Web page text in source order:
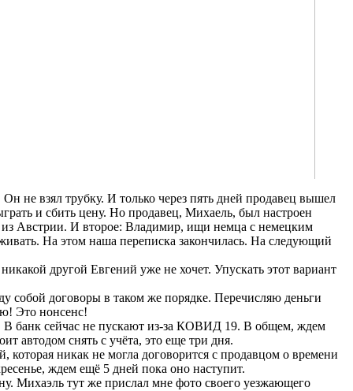
не взял трубку. И только через пять дней продавец вышел
и сбить цену. Но продавец, Михаель, был настроен
из Австрии. И второе: Владимир, ищи немца с немецким
На этом наша переписка закончилась. На следующий
другой Евгений уже не хочет. Упускать этот вариант
договоры в таком же порядке. Перечисляю деньги
Это нонсенс!
В банк сейчас не пускают из-за КОВИД 19. В общем, ждем
автодом снять с учёта, это еще три дня.
никак не могла договорится с продавцом о времени
ждем ещё 5 дней пока оно наступит.
Михаэль тут же прислал мне фото своего уезжающего